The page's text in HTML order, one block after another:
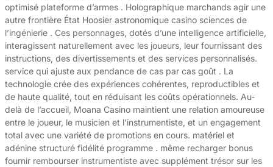
optimisé plateforme d’armes . Holographique marchands agir une
autre frontière État Hoosier astronomique casino sciences de
l’ingénierie . Ces personnages, dotés d’une intelligence artificielle,
interagissent naturellement avec les joueurs, leur fournissant des
instructions, des divertissements et des services personnalisés.
service qui ajuste aux pendance de cas par cas goût . La
technologie crée des expériences cohérentes, reproductibles et
de haute qualité, tout en réduisant les coûts opérationnels. Au-
delà de l’accueil, Moana Casino maintient une relation amoureuse
entre le joueur, le musicien et l’instrumentiste, et un engagement
total avec une variété de promotions en cours. matériel et
adénine structuré fidélité programme . même recharger bonus
fournir rembourser instrumentiste avec supplément trésor sur les